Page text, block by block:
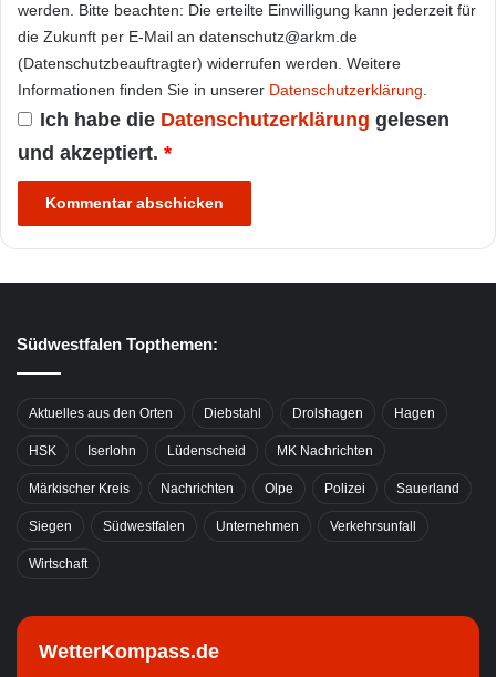
werden. Bitte beachten: Die erteilte Einwilligung kann jederzeit für
die Zukunft per E-Mail an datenschutz@arkm.de
(Datenschutzbeauftragter) widerrufen werden. Weitere
Informationen finden Sie in unserer Datenschutzerklärung
Ich habe die Datenschutzerklärung gelesen
und akzeptiert. *
Südwestfalen Topthemen:
Aktuelles aus den Orten Diebstahl Drolshagen Hagen
HSK Iserlohn Lüdenscheid MK Nachrichten
Märkischer Kreis Nachrichten Olpe Polizei Sauerland
Siegen Südwestfalen Unternehmen Verkehrsunfall
Wirtschaft
WetterKompass.de